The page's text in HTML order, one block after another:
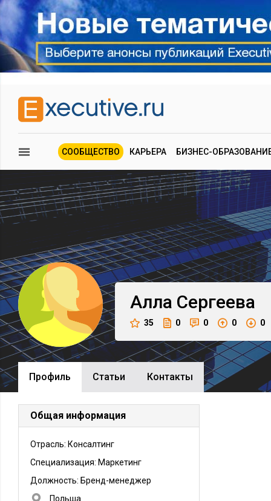
СООБЩЕСТВО КАРЬЕРА БИЗНЕС-
Алла Сергеева
35 0 0 0 0
Профиль Cтатьи Контакты
Общая информация
Отрасль: Консалтинг
Специализация: Маркетинг
Должность: Бренд-менеджер
Польша